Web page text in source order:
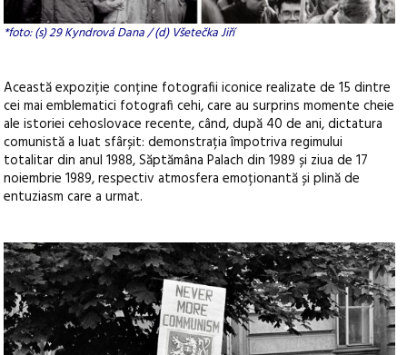
*foto: (s) 29 Kyndrová Dana / (d) Všetečka Jiří
Această expoziție conține fotografii iconice realizate de 15 dintre
cei mai emblematici fotografi cehi, care au surprins momente cheie
ale istoriei cehoslovace recente, când, după 40 de ani, dictatura
comunistă a luat sfârșit: demonstrația împotriva regimului
totalitar din anul 1988, Săptămâna Palach din 1989 și ziua de 17
noiembrie 1989, respectiv atmosfera emoționantă și plină de
entuziasm care a urmat.